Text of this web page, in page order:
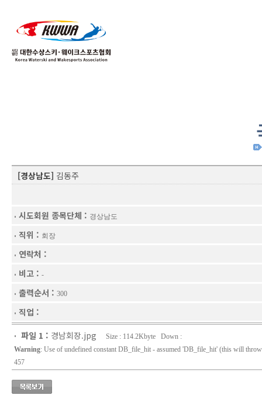
[경상남도] 김동주
시도회원 종목단체 : 경상남도
직위 : 회장
연락처 :
비고 : -
출력순서 : 300
직업 :
파일 1 : 경남회장.jpg
Size : 114.2Kbyte Down :
Warning: Use of undefined constant DB_file_hit - assumed 'DB_file_hit' (this will
457